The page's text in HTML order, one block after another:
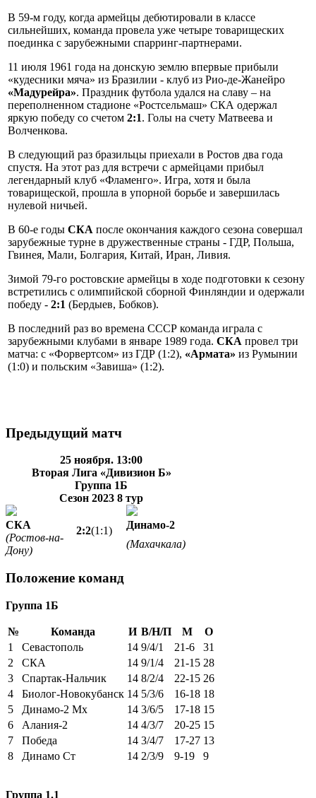
В 59-м году, когда армейцы дебютировали в классе
сильнейших, команда провела уже четыре товарищеских
поединка с зарубежными спарринг-партнерами.
11 июля 1961 года на донскую землю впервые прибыли
«кудесники мяча» из Бразилии - клуб из Рио-де-Жанейро
«Мадурейра». Праздник футбола удался на славу – на
переполненном стадионе «Ростсельмаш» СКА одержал
яркую победу со счетом 2:1. Голы на счету Матвеева и
Волченкова.
В следующий раз бразильцы приехали в Ростов два года
спустя. На этот раз для встречи с армейцами прибыл
легендарный клуб «Фламенго». Игра, хотя и была
товарищеской, прошла в упорной борьбе и завершилась
нулевой ничьей.
В 60-е годы СКА после окончания каждого сезона совершал
зарубежные турне в дружественные страны - ГДР, Польша,
Гвинея, Мали, Болгария, Китай, Иран, Ливия.
Зимой 79-го ростовские армейцы в ходе подготовки к сезону
встретились с олимпийской сборной Финляндии и одержали
победу - 2:1 (Бердыев, Бобков).
В последний раз во времена СССР команда играла с
зарубежными клубами в январе 1989 года. СКА провел три
матча: с «Форвертсом» из ГДР (1:2), «Армата» из Румынии
(1:0) и польским «Завиша» (1:2).
Предыдущий матч
25 ноября. 13:00
Вторая Лига «Дивизион Б»
Группа 1Б
Сезон 2023 8 тур
2:2(1:1)
СКА
Динамо-2
(Ростов-на-
Дону)
(Махачкала)
Положение команд
Группа 1Б
№ Команда И В/Н/П М
О
1
Севастополь 14 9/4/1 21-6
31
2
СКА 14 9/1/4 21-15 28
3
Спартак-Нальчик 14 8/2/4 22-15 26
4
Биолог-Новокубанск 14 5/3/6 16-18 18
5
Динамо-2 Мх 14 3/6/5 17-18 15
6
Алания-2 14 4/3/7 20-25 15
7
Победа 14 3/4/7 17-27 13
8
Динамо Ст 14 2/3/9 9-19 9
Группа 1.1